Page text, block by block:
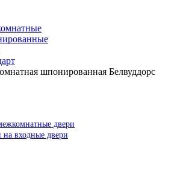
шпонированная Белвуддорс
двери
входные двери